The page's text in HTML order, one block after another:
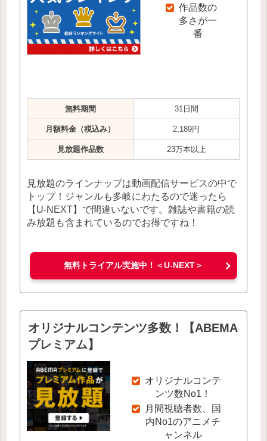
作品数の
多さが一
番
無料期間 31日間
月額料金（税込み） 2,189円
見放題作品数 23万本以上
見放題のラインナップは動画配信サービスの中で
トップ！ジャンルも多岐にわたるので迷ったら
【U-NEXT】で間違いないです。雑誌や書籍の読
み放題も含まれているのでお得ですね！
無料トライアル実施中！＜U-NEXT＞
オリジナルコンテンツ多数！【ABEMA
プレミアム】
オリジナルコンテ
ンツ数No1！
月間視聴者数、国
内No1のアニメチ
ャンネル